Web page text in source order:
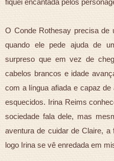
O Conde Rothesay precisa de
quando ele pede ajuda de
surpreso que em vez de
cabelos brancos e idade
com a língua afiada e capaz
esquecidos. Irina Reims
sociedade fala dele, mas
aventura de cuidar de Claire,
logo Irina se vê enredada em